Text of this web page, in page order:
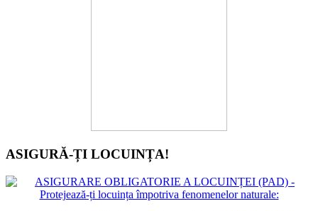
ASIGURĂ-ȚI LOCUINȚA!